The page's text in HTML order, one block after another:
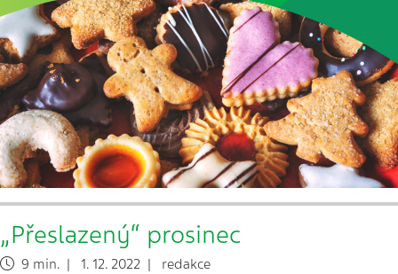
„Přeslazený“ prosinec
9 min. | 1. 12. 2022 | redakce